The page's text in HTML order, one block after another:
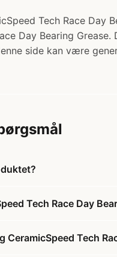
Tech Race
Day Bearing
side kan være
Tech Race Day
Tech